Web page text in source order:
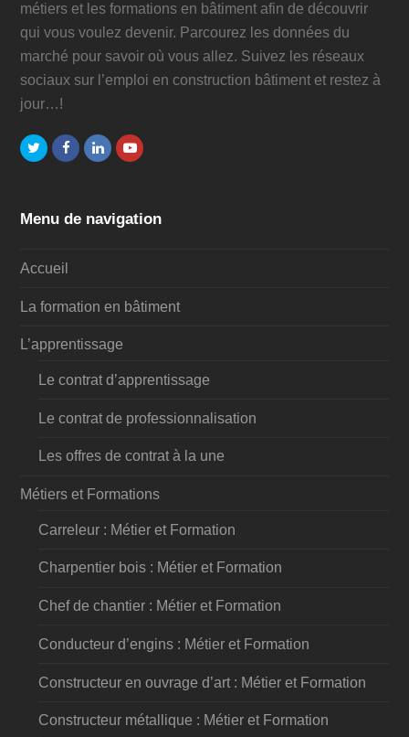
métiers et les formations en bâtiment afin de découvrir
qui vous voulez devenir. Parcourez les données du
marché pour savoir où vous allez. Suivez les réseaux
sociaux sur l’emploi en construction bâtiment et restez à
jour…!
TwitterFacebook
LinkedInYoutube
Menu de navigation
Accueil
La formation en bâtiment
L’apprentissage
Le contrat d’apprentissage
Le contrat de professionnalisation
Les offres de contrat à la une
Métiers et Formations
Carreleur : Métier et Formation
Charpentier bois : Métier et Formation
Chef de chantier : Métier et Formation
Conducteur d’engins : Métier et Formation
Constructeur en ouvrage d’art : Métier et Formation
Constructeur métallique : Métier et Formation